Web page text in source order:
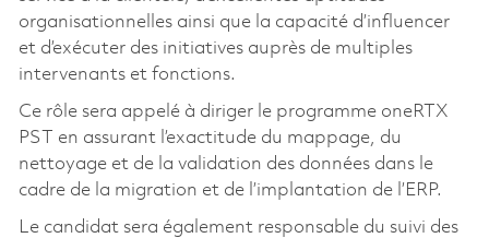
organisationnelles ainsi que la capacité d’influencer
et d’exécuter des initiatives auprès de multiples
intervenants et fonctions.
Ce rôle sera appelé à diriger le programme oneRTX
PST en assurant l’exactitude du mappage, du
nettoyage et de la validation des données dans le
cadre de la migration et de l’implantation de l’ERP.
Le candidat sera également responsable du suivi des